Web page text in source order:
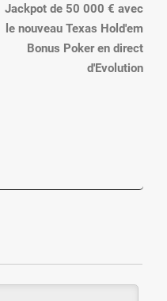
Jackpot de 50 000 € avec
le nouveau Texas Hold'em
Bonus Poker en direct
d'Evolution